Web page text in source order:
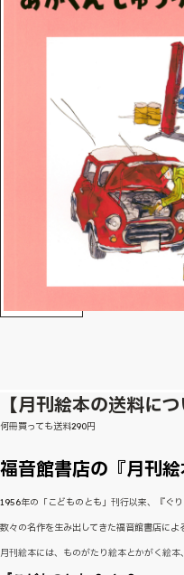
【月刊絵本の送料につ
何冊買っても送料290円
福音館書店の『月刊絵
1956年の「こどものとも」刊行以来、『ぐ
数々の名作を生み出してきた福音館書店によ
月刊絵本には、ものがたり絵本とかがく絵